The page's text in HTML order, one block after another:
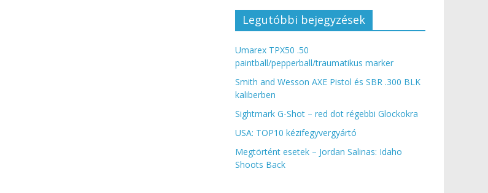
Legutóbbi bejegyzések
Umarex TPX50 .50
paintball/pepperball/traumatikus marker
Smith and Wesson AXE Pistol és SBR .300 BLK
kaliberben
Sightmark G-Shot – red dot régebbi Glockokra
USA: TOP10 kézifegyvergyártó
Megtörtént esetek – Jordan Salinas: Idaho
Shoots Back